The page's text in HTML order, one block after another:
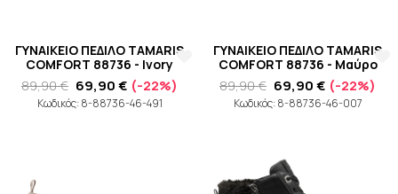
ΓΥΝΑΙΚΕΙΟ ΠΕΔΙΛΟ TAMARIS
COMFORT 88736 - Ivory
89,90 € 69,90 € (-22%)
Κωδικός: 8-88736-46-491
ΓΥΝΑΙΚΕΙΟ ΠΕΔΙΛΟ TAMARIS
COMFORT 88736 - Μαύρο
89,90 € 69,90 € (-22%)
Κωδικός: 8-88736-46-007